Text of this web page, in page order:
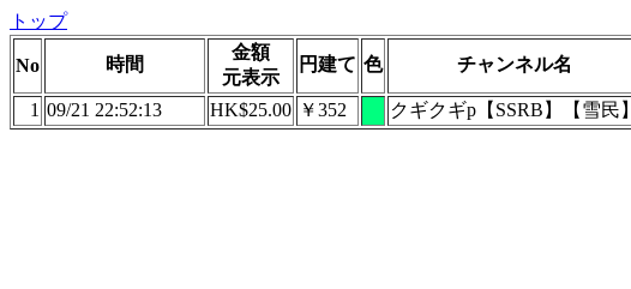
トップ
No 時間
金額
元表示
円建て 色 チャンネル名
1 09/21 22:52:13 HK$25.00 ￥352 クギクギp【SSRB】【雪民】